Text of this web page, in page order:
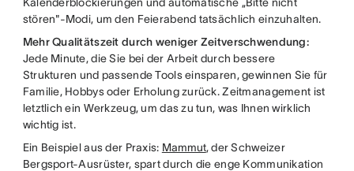
stören"-Modi, um den Feierabend tatsächlich einzuhalten.
Mehr Qualitätszeit durch weniger Zeitverschwendung:
Jede Minute, die Sie bei der Arbeit durch bessere
Strukturen und passende Tools einsparen, gewinnen Sie für
Familie, Hobbys oder Erholung zurück. Zeitmanagement ist
letztlich ein Werkzeug, um das zu tun, was Ihnen wirklich
wichtig ist.
Ein Beispiel aus der Praxis: Mammut, der Schweizer
Bergsport-Ausrüster, spart durch die enge Kommunikation